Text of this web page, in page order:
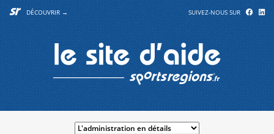
DÉCOUVRIR → SUIVEZ-NOUS SUR